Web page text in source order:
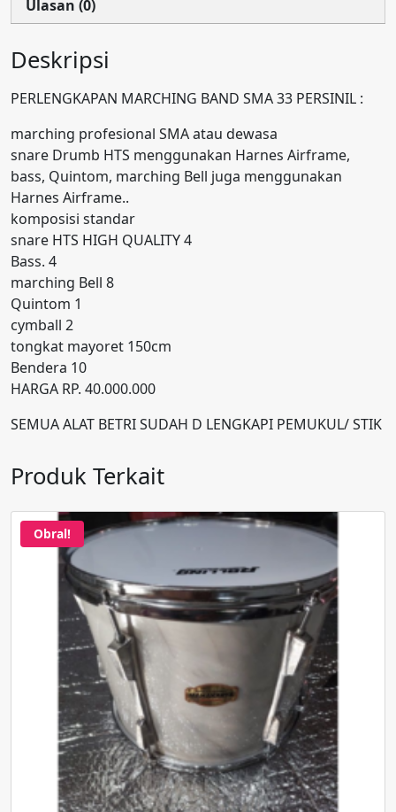
Ulasan (0)
Deskripsi
PERLENGKAPAN MARCHING BAND SMA 33 PERSINIL :
marching profesional SMA atau dewasa
snare Drumb HTS menggunakan Harnes Airframe,
bass, Quintom, marching Bell juga menggunakan
Harnes Airframe..
komposisi standar
snare HTS HIGH QUALITY 4
Bass. 4
marching Bell 8
Quintom 1
cymball 2
tongkat mayoret 150cm
Bendera 10
HARGA RP. 40.000.000
SEMUA ALAT BETRI SUDAH D LENGKAPI PEMUKUL/ STIK
Produk Terkait
Obral!